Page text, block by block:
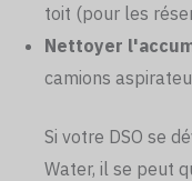
toit (pour les
Nettoyer
camions
Si votre DSO se
Water, il se peut